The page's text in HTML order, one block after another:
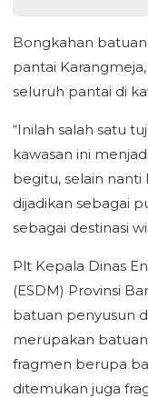
Bongkahan batuan
pantai
seluruh pantai di
“Inilah salah satu
kawasan ini
begitu, selain nanti
dijadikan sebagai
sebagai destinasi
Plt Kepala Dinas
(ESDM) Provinsi
batuan penyusun
merupakan
fragmen berupa
ditemukan juga